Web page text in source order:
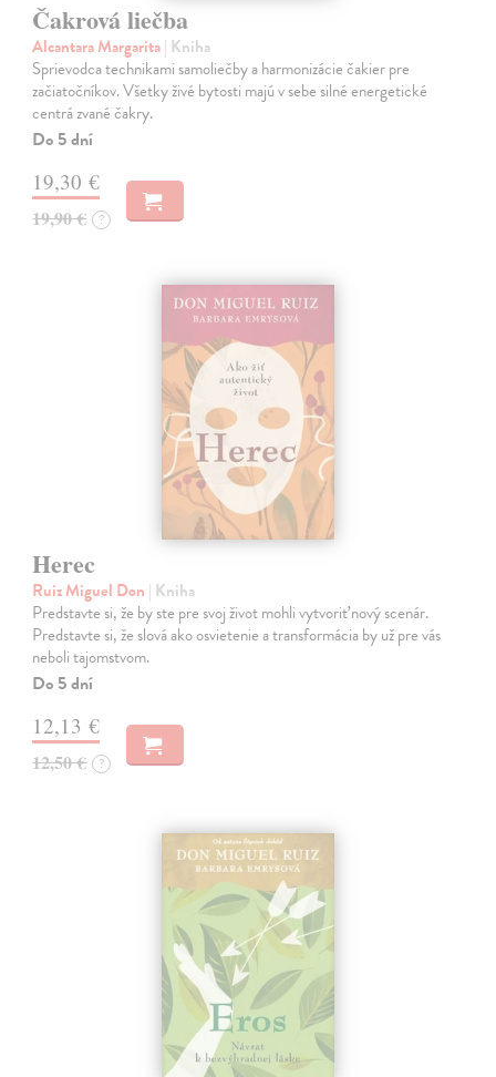
Čakrová liečba
Alcantara Margarita| Kniha
Sprievodca technikami samoliečby a harmonizácie čakier pre
začiatočníkov. Všetky živé bytosti majú v sebe silné energetické
centrá zvané čakry.
Do 5 dní
19,30 €
19,90 € ?
Herec
Ruiz Miguel Don | Kniha
Predstavte si, že by ste pre svoj život mohli vytvoriť nový scenár.
Predstavte si, že slová ako osvietenie a transformácia by už pre vás
neboli tajomstvom.
Do 5 dní
12,13 €
12,50 € ?